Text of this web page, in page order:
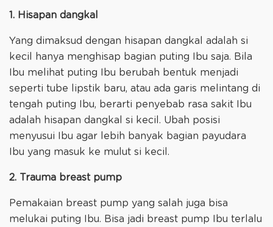
1. Hisapan dangkal
Yang dimaksud dengan hisapan dangkal adalah si
kecil hanya menghisap bagian puting Ibu saja. Bila
Ibu melihat puting Ibu berubah bentuk menjadi
seperti tube lipstik baru, atau ada garis melintang di
tengah puting Ibu, berarti penyebab rasa sakit Ibu
adalah hisapan dangkal si kecil. Ubah posisi
menyusui Ibu agar lebih banyak bagian payudara
Ibu yang masuk ke mulut si kecil.
2. Trauma breast pump
Pemakaian breast pump yang salah juga bisa
melukai puting Ibu. Bisa jadi breast pump Ibu terlalu